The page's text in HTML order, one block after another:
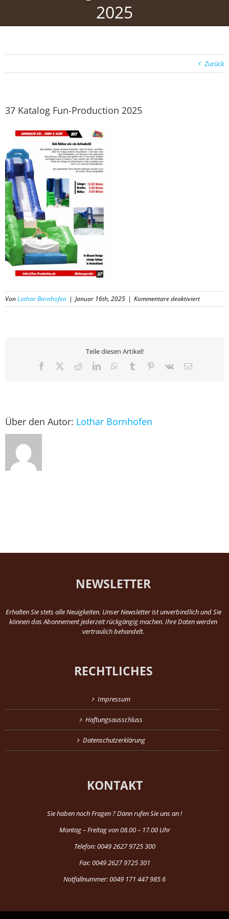
2025
Zurück
37 Katalog Fun-Production 2025
VonLothar Bornhofen | Januar 16th, 2025 | Kommentare deaktiviertfür
37
Teile diesen Artikel!
Facebook RedditLinkedInWhatsApp
Tumblr Pinterest
Vk
E-
Über den Autor: Lothar Bornhofen
NEWSLETTER
Erhalten Sie stets alle Neuigkeiten. Unser Newsletter ist unverbindlich und Sie
können das Abonnement jederzeit rückgängig machen. Ihre Daten werden
vertraulich behandelt.
RECHTLICHES
Impressum
Haftungsausschluss
Datenschutzerklärung
KONTAKT
Sie haben noch Fragen ? Dann rufen Sie uns an !
Montag – Freitag von 08.00 – 17.00 Uhr
Telefon: 0049 2627 9725 300
Fax: 0049 2627 9725 301
Notfallnummer: 0049 171 447 985 6